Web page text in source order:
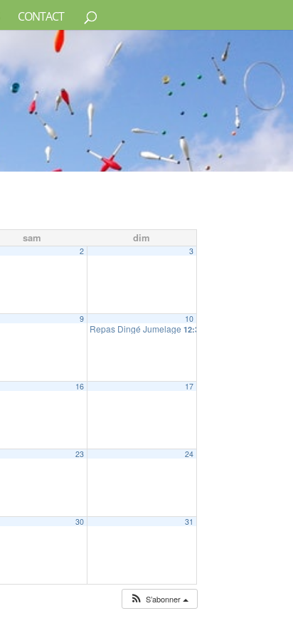
CONTACT
sam dim
2 3
9 10
Repas Dingé Jumelage12:30
16 17
23 24
30 31
S’abonner